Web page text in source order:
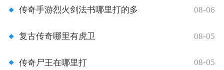
传奇手游烈火剑法书哪里打的多 08-06
复古传奇哪里有虎卫 08-05
传奇尸王在哪里打 08-05